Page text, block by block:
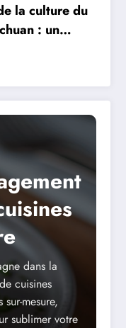
la culture du
: un
dans la
cuisines
mesure,
sublimer votre